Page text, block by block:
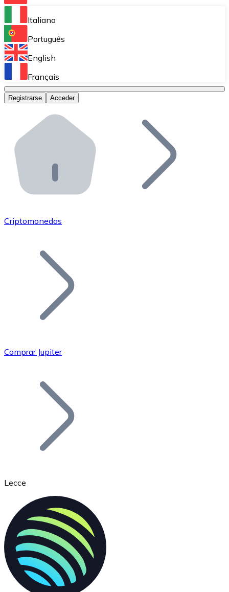
Bitnovo Ramp
Integra nuestra solución en tu plataforma.
Bitnovo Giftcards
Bitnovo OTC
Bitnovo ATM
Integra un ATM Bitnovo en tu negocio y permite que
Bitnovo API
Integra nuestra API en tu ecosistema.
Únete a nuestra red de distribuidores.
Añade tu proyecto a nuestro ecosistema.
Bitcoin
Ethereum
ETH
Italiano
Português
English
Français
Registrarse Acceder
Criptomonedas
Comprar Jupiter
Lecce